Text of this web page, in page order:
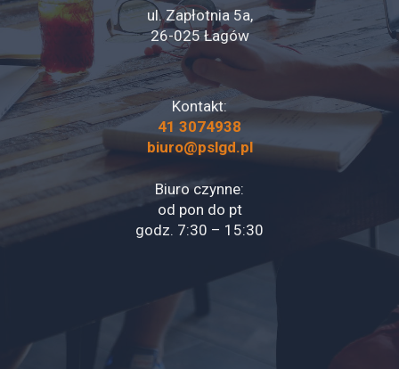
ul. Zapłotnia 5a,
26-025 Łagów
Kontakt:
41 3074938
biuro@pslgd.pl
Biuro czynne:
od pon do pt
godz. 7:30 – 15:30